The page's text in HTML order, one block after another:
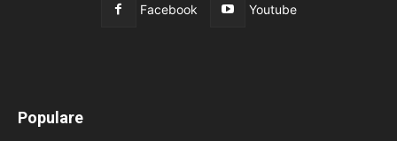
Facebook Youtube
Populare